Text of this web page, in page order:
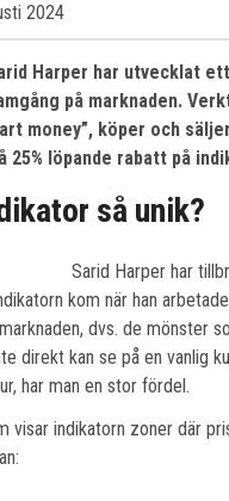
2024
Harper har utvecklat
på marknaden.
money”, köper och
25% löpande rabatt på
så unik?
Sarid Harper har
kom när han
dvs. de mönster
direkt kan se på en vanlig
har man en stor fördel.
visar indikatorn zoner där